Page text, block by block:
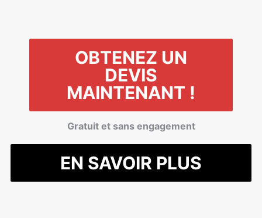
OBTENEZ UN
DEVIS
MAINTENANT !
Gratuit et sans engagement
EN SAVOIR PLUS